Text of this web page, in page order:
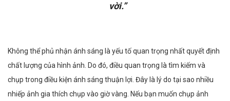
vời.”
Không thể phủ nhận ánh sáng là yếu tố quan trọng nhất quyết định
chất lượng của hình ảnh. Do đó, điều quan trọng là tìm kiếm và
chụp trong điều kiện ánh sáng thuận lợi. Đây là lý do tại sao nhiều
nhiếp ảnh gia thích chụp vào giờ vàng. Nếu bạn muốn chụp ảnh